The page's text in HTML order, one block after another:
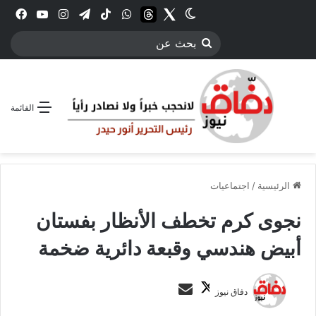
انستقرامتيلقرام‫TikTokواتسابthreadsTwitter
الوضع المظلم
بحث
القائمة
الرئيسية / اجتماعيات
نجوى كرم تخطف الأنظار بفستان
أبيض هندسي وقبعة دائرية ضخمة
دفاق نيوز
ت